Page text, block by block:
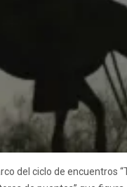
del ciclo de encuentros